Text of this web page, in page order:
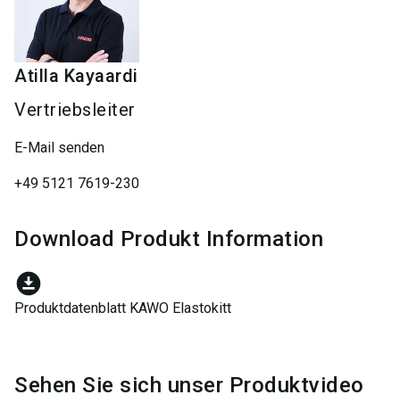
Atilla Kayaardi
Vertriebsleiter
E-Mail senden
+49 5121 7619-230
Download Produkt Information
download_for_offline
Produktdatenblatt KAWO Elastokitt
Sehen Sie sich unser Produktvideo